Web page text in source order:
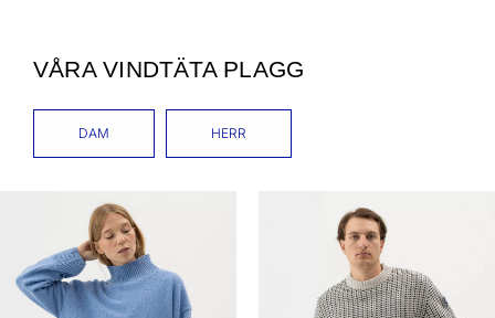
VÅRA VINDTÄTA PLAGG
DAM HERR